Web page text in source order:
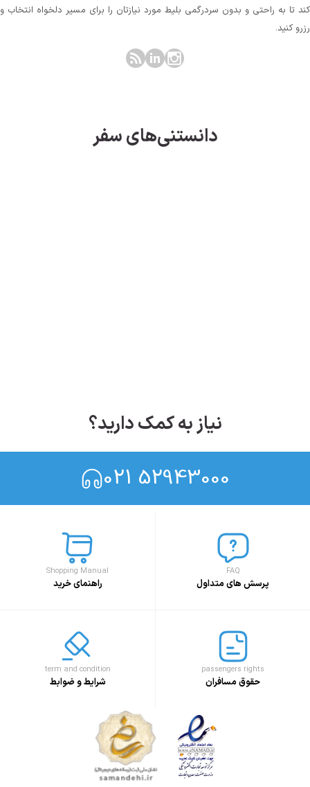
تا به راحتی و بدون سردرگمی بلیط مورد نیازتان را برای مسیر دلخواه انتخاب و
کنید.
دانستنی‌های سفر
نیاز به کمک دارید؟
021 52943000
FAQ
پرسش های متداول
Shopping Manual
راهنمای خرید
passengers rights
حقوق مسافران
term and condition
شرایط و ضوابط